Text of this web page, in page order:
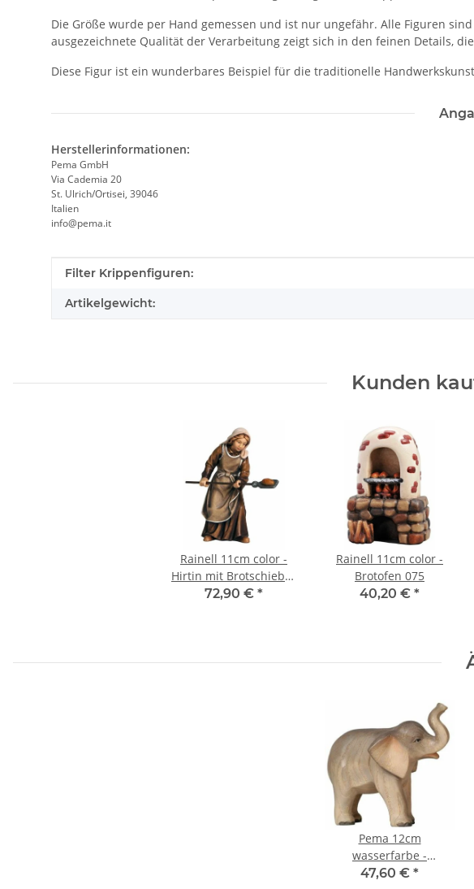
Die Größe wurde per Hand gemessen und ist nur ungefähr. Alle Figuren
ausgezeichnete Qualität der Verarbeitung zeigt sich in den feinen Details,
Diese Figur ist ein wunderbares Beispiel für die traditionelle
Herstellerinformationen:
Pema GmbH
Via Cademia 20
St. Ulrich/Ortisei, 39046
Italien
info@pema.it
Produkteigenschaft
Wert
Filter Krippenfiguren:
Artikelgewicht:
Kunden
Rainell 11cm color -
Hirtin mit Brotschieber
073
72,90 € *
Rainell 11cm color -
Brotofen 075
40,20 € *
Pema 12cm
wasserfarbe -
Elefantenbaby -183
47,60 € *